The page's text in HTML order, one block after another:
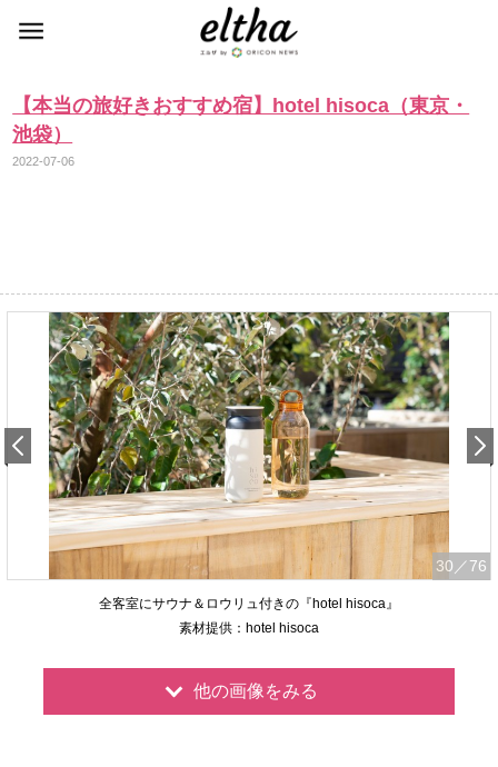
【本当の旅好きおすすめ宿】hotel hisoca（東京・
池袋）
2022-07-06
30 ／76
全客室にサウナ＆ロウリュ付きの『hotel hisoca』
素材提供：hotel hisoca
他の画像をみる